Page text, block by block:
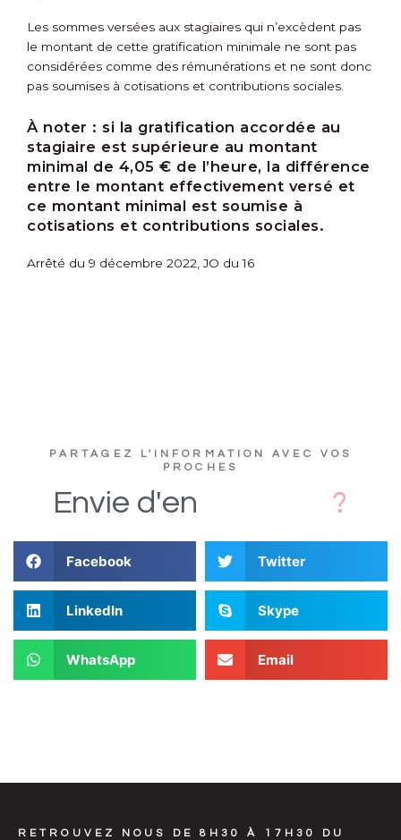
Les sommes versées aux stagiaires qui n’excèdent pas
le montant de cette gratification minimale ne sont pas
considérées comme des rémunérations et ne sont donc
pas soumises à cotisations et contributions sociales.
À noter : si la gratification accordée au
stagiaire est supérieure au montant
minimal de 4,05 € de l’heure, la différence
entre le montant effectivement versé et
ce montant minimal est soumise à
cotisations et contributions sociales.
Arrêté du 9 décembre 2022, JO du 16
PARTAGEZ L'INFORMATION AVEC VOS
PROCHES
Envie d'en
Facebook Twitter
LinkedIn Skype
WhatsApp Email
RETROUVEZ NOUS DE 8H30 À 17H30 DU